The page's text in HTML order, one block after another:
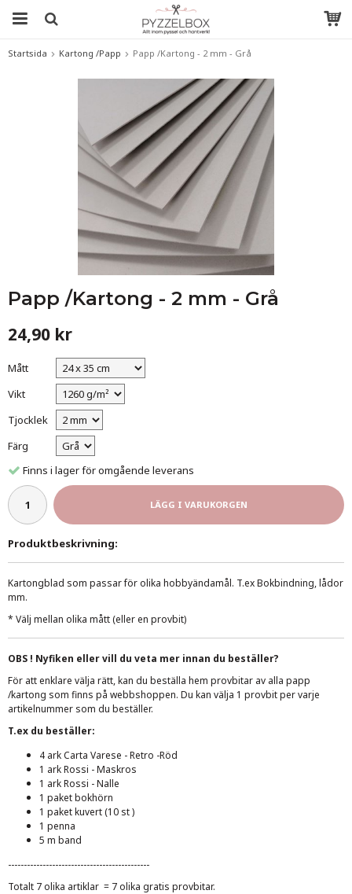
Startsida Kartong /Papp Papp /Kartong - 2 mm - Grå
Papp /Kartong - 2 mm - Grå
24,90 kr
Mått
Vikt
Tjocklek
Färg
Finns i lager för omgående leverans
LÄGG I VARUKORGEN
Produktbeskrivning:
Kartongblad som passar för olika hobbyändamål. T.ex Bokbindning, lådor
mm.
* Välj mellan olika mått (eller en provbit)
OBS ! Nyfiken eller vill du veta mer innan du beställer?
För att enklare välja rätt, kan du beställa hem provbitar av alla papp
/kartong som finns på webbshoppen. Du kan välja 1 provbit per varje
artikelnummer som du beställer.
T.ex du beställer:
4 ark Carta Varese - Retro -Röd
1 ark Rossi - Maskros
1 ark Rossi - Nalle
1 paket bokhörn
1 paket kuvert (10 st )
1 penna
5 m band
---------------------------------------------
Totalt 7 olika artiklar = 7 olika gratis provbitar.